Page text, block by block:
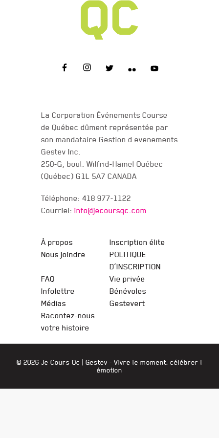
La Corporation Événements Course
de Québec dûment représentée par
son mandataire Gestion d evenements
Gestev Inc.
250-G, boul. Wilfrid-Hamel Québec
(Québec) G1L 5A7 CANADA
Téléphone: 418 977-1122
Courriel: info@jecoursqc.com
À propos
Inscription élite
Nous joindre
POLITIQUE
D’INSCRIPTION
FAQ
Vie privée
Infolettre
Bénévoles
Médias
Gestevert
Racontez-nous
votre histoire
© 2026 Je Cours Qc | Gestev - Vivre le moment, célébrer l
émotion